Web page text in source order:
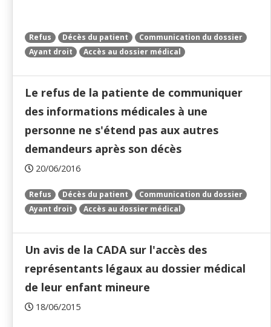
Refus Décès du patient
Communication du dossier
Ayant droit
Accès au dossier médical
Le refus de la patiente de communiquer
des informations médicales à une
personne ne s'étend pas aux autres
demandeurs après son décès
20/06/2016
Refus Décès du patient
Communication du dossier
Ayant droit
Accès au dossier médical
Un avis de la CADA sur l'accès des
représentants légaux au dossier médical
de leur enfant mineure
18/06/2015